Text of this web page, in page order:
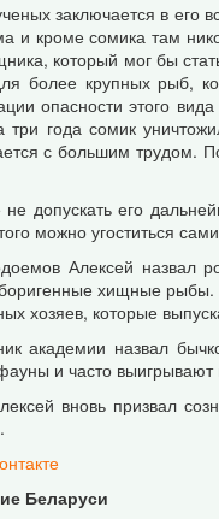
заключается в его
и кроме сомика там
который мог бы
более крупных рыб,
опасности этого
три года сомик
с большим трудом.
допускать его
можно угоститься
Алексей назвал
хищные
хозяев, которые
академии назвал
и часто выигрывают
вновь призвал
Беларуси